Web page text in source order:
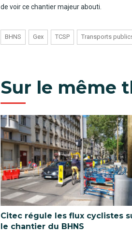
de voir ce chantier majeur abouti.
BHNS Gex TCSP Transports
Sur le même
Citec régule les flux cyclistes
le chantier du BHNS